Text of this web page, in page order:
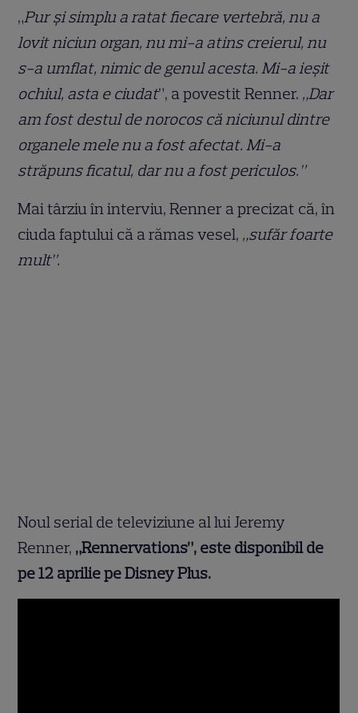
„Pur și simplu a ratat fiecare vertebră, nu a
lovit niciun organ, nu mi-a atins creierul, nu
s-a umflat, nimic de genul acesta. Mi-a ieșit
ochiul, asta e ciudat”, a povestit Renner. „Dar
am fost destul de norocos că niciunul dintre
organele mele nu a fost afectat. Mi-a
străpuns ficatul, dar nu a fost periculos.”
Mai târziu în interviu, Renner a precizat că, în
ciuda faptului că a rămas vesel, „sufăr foarte
mult”.
Noul serial de televiziune al lui Jeremy
Renner, „Rennervations”, este disponibil de
pe 12 aprilie pe Disney Plus.